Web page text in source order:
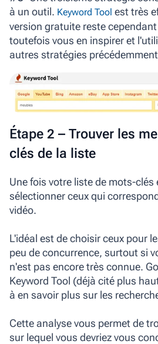
à un outil. Keyword Tool est très
version gratuite reste
toutefois vous en inspirer et
autres stratégies
Étape 2 – Trouver les
clés de la liste
Une fois votre liste de mots-clés
sélectionner ceux qui
vidéo.
L'idéal est de choisir ceux pour
peu de concurrence, surtout si
n'est pas encore très connue.
Keyword Tool (déjà cité plus
à en savoir plus sur les
Cette analyse vous permet de
sur lequel vous devriez vous